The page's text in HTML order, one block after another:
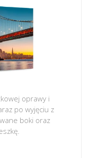
oprawy i
po wyjęciu z
boki oraz